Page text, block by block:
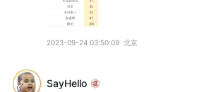
2023-09-24 03:50:09 北京
SayHello